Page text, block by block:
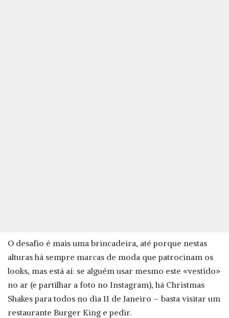
O desafio é mais uma brincadeira, até porque nestas
alturas há sempre marcas de moda que patrocinam os
looks, mas está aí: se alguém usar mesmo este «vestido»
no ar (e partilhar a foto no Instagram), há Christmas
Shakes para todos no dia 11 de Janeiro – basta visitar um
restaurante Burger King e pedir.